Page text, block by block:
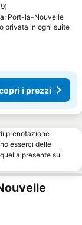
Port-la-Nouvelle
privata in ogni suite
i prezzi
prenotazione
esserci delle
presente sul